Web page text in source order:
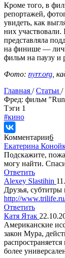
Кроме того, в
репортажей,
увидеть, как
них
представляла
на финише —
фильм на паузу и
Фото: nyrr.org ,
Главная /Статьи /
Фред: фильм
Tэги 1
#кино
Комментарии6
Екатерина
Подскажите,
могу найти.
Ответить
Alexey Slastihin
Друзья, субтитры
http://
Ответить
Катя Ятак
Американские
закон Мура,
более